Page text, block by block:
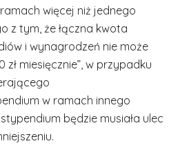
więcej niż jednego
z tym, że łączna kwota
i wynagrodzeń nie może
miesięcznie”, w przypadku
w ramach innego
będzie musiała ulec